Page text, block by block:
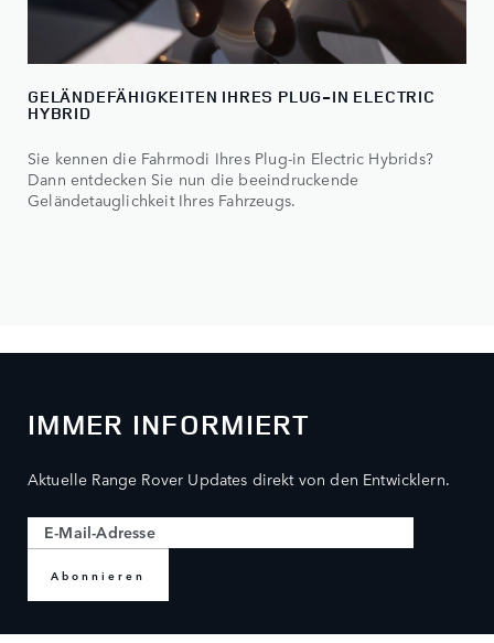
GELÄNDEFÄHIGKEITEN IHRES PLUG-IN ELECTRIC
HYBRID
Sie kennen die Fahrmodi Ihres Plug-in Electric Hybrids?
Dann entdecken Sie nun die beeindruckende
Geländetauglichkeit Ihres Fahrzeugs.
IMMER INFORMIERT
Aktuelle Range Rover Updates direkt von den Entwicklern.
Abonnieren